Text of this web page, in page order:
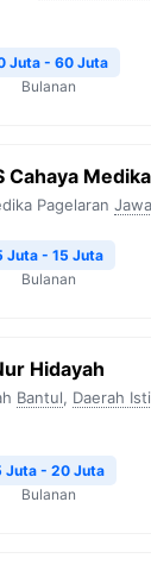
Juta - 60 Juta
Bulanan
Cahaya
Pagelaran
Juta - 15 Juta
Bulanan
Hidayah
Bantul, Daerah
Juta - 20 Juta
Bulanan